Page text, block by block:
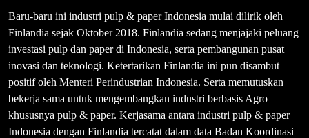
Baru-baru ini industri pulp & paper Indonesia mulai dilirik oleh
Finlandia sejak Oktober 2018. Finlandia sedang menjajaki peluang
investasi pulp dan paper di Indonesia, serta pembangunan pusat
inovasi dan teknologi. Ketertarikan Finlandia ini pun disambut
positif oleh Menteri Perindustrian Indonesia. Serta memutuskan
bekerja sama untuk mengembangkan industri berbasis Agro
khususnya pulp & paper. Kerjasama antara industri pulp & paper
Indonesia dengan Finlandia tercatat dalam data Badan Koordinasi